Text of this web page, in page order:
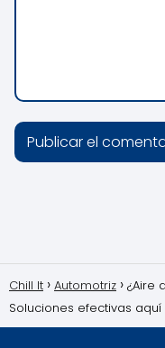
Chill It Automotriz
¿Aire
Soluciones efectivas aquí